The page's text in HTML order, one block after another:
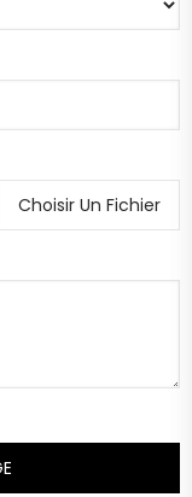
Choisir Un Fichier